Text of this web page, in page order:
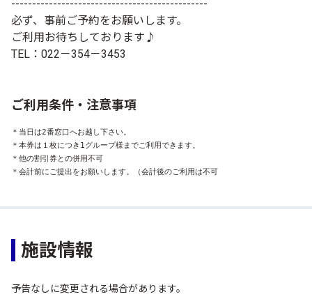
-----------------------------------------------
必ず、事前ご予約をお願いします。
ご利用お待ちしております♪
TEL：022－354－3453
ご利用条件・注意事項
＊当日は2番窓口へお越し下さい。
＊本券は１枚につき1グループ様までご利用できます。
＊他の割引券との併用不可
＊会計前にご提出をお願いします。（会計後のご利用は不可
施設情報
予告なしに変更される場合があります。